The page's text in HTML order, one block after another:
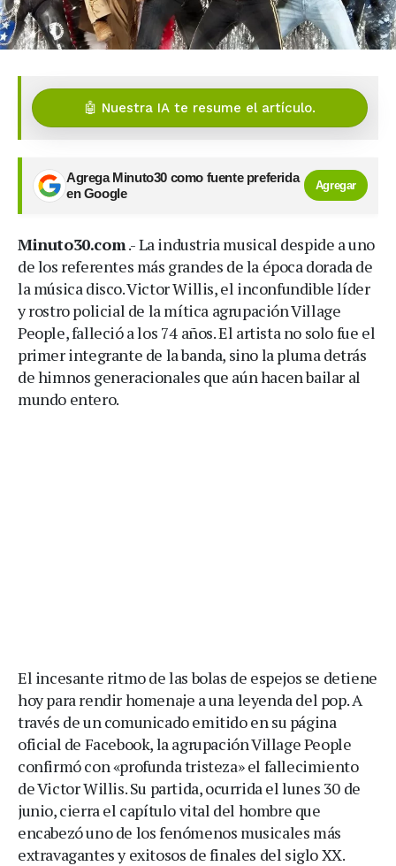
🤖 Nuestra IA te resume el artículo.
Agrega Minuto30 como fuente preferida
en Google
Agregar
Minuto30.com.- La industria musical despide a uno
de los referentes más grandes de la época dorada de
la música disco. Victor Willis, el inconfundible líder
y rostro policial de la mítica agrupación Village
People, falleció a los 74 años. El artista no solo fue el
primer integrante de la banda, sino la pluma detrás
de himnos generacionales que aún hacen bailar al
mundo entero.
El incesante ritmo de las bolas de espejos se detiene
hoy para rendir homenaje a una leyenda del pop. A
través de un comunicado emitido en su página
oficial de Facebook, la agrupación Village People
confirmó con «profunda tristeza» el fallecimiento
de Victor Willis. Su partida, ocurrida el lunes 30 de
junio, cierra el capítulo vital del hombre que
encabezó uno de los fenómenos musicales más
extravagantes y exitosos de finales del siglo XX.